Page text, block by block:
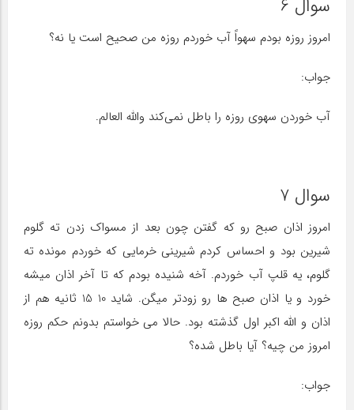
سوال 6
امروز روزه بودم سهواً آب خوردم روزه من صحیح است یا نه؟
جواب:
آب خوردن سهوی روزه را باطل نمی‌کند والله العالم.
سوال 7
امروز اذان صبح رو که گفتن چون بعد از مسواک زدن ته گلوم
شیرین بود و احساس کردم شیرینی خرمایی که خوردم مونده ته
گلوم، یه قلپ آب خوردم. آخه شنیده بودم که تا آخر اذان میشه
خورد و یا اذان صبح ها رو زودتر میگن. شاید 10 15 ثانیه هم از
اذان و الله اکبر اول گذشته بود. حالا می خواستم بدونم حکم روزه
امروز من چیه؟ آیا باطل شده؟
جواب: